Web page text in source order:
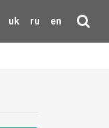
uk ru en